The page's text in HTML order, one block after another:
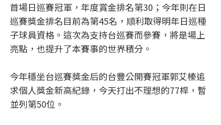
首場日巡賽冠軍，年度賞金排名第30；今年則在日
巡賽獎金排名目前為第45名，順利取得明年日巡種
子球員資格。這次為支持台巡賽而參賽，將是場上
亮點，也提升了本賽事的世界積分。
今年穩坐台巡賽獎金后的台豐公開賽冠軍郭艾榛追
求個人獎金新高紀錄，今天打出不理想的77桿，暫
並列第50位。